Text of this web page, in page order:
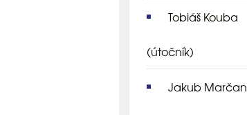
Tobiáš Kouba
(útočník)
Jakub Marčan